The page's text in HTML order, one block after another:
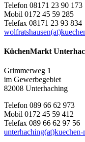
Telefon 08171 23 90 173
Mobil 0172 45 59 285
Telefax 08171 23 93 834
KüchenMarkt
Grimmerweg 1
im Gewerbegebiet
82008 Unterhaching
Telefon 089 66 62 973
Mobil 0172 45 59 412
Telefax 089 66 62 97 56
unterhaching(at)kuechen-